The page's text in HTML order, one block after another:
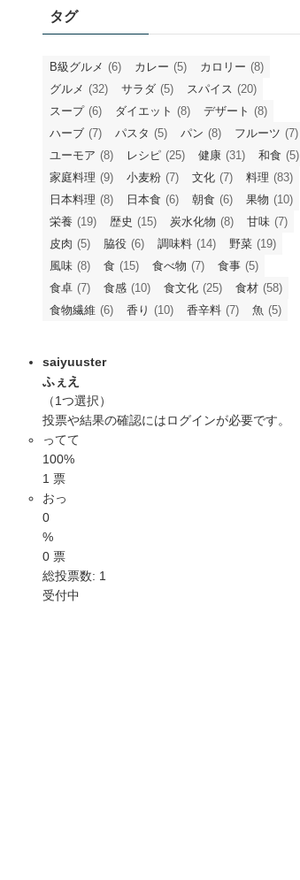
タグ
B級グルメ (6) カレー (5) カロリー (8)
グルメ (32) サラダ (5) スパイス (20)
スープ (6) ダイエット (8) デザート (8)
ハーブ (7) パスタ (5) パン (8) フルーツ (7)
ユーモア (8) レシピ (25) 健康 (31) 和食 (5)
家庭料理 (9) 小麦粉 (7) 文化 (7) 料理 (83)
日本料理 (8) 日本食 (6) 朝食 (6) 果物 (10)
栄養 (19) 歴史 (15) 炭水化物 (8) 甘味 (7)
皮肉 (5) 脇役 (6) 調味料 (14) 野菜 (19)
風味 (8) 食 (15) 食べ物 (7) 食事 (5)
食卓 (7) 食感 (10) 食文化 (25) 食材 (58)
食物繊維 (6) 香り (10) 香辛料 (7) 魚 (5)
saiyuuster
ふぇえ
（1つ選択）
投票や結果の確認にはログインが必要です。
ってて
100%
1 票
おっ
0
%
0 票
総投票数: 1
受付中